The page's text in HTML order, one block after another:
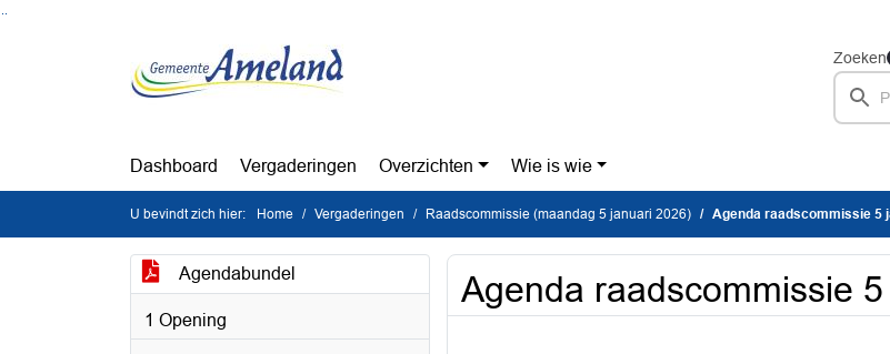
Zoeken
Dashboard Vergaderingen Overzichten Wie is wie
U bevindt zich hier: Home Vergaderingen Raadscommissie (maandag 5 januari 2026) Agenda raadscommissie 5
Agendabundel
1 Opening
Agenda raadscommissie